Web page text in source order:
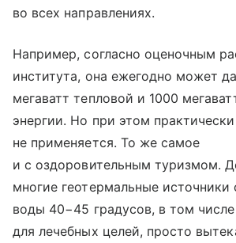
во всех направлениях.
Например, согласно оценочным
института, она ежегодно может
мегаватт тепловой и 1000
энергии. Но при этом
не применяется. То же самое
и с оздоровительным туризмом.
многие геотермальные источники
воды 40−45 градусов, в том
для лечебных целей, просто